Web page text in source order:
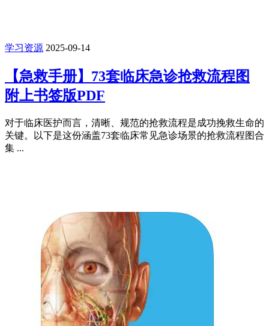
学习资源 2025-09-14
【急救手册】73套临床急诊抢救流程图
附上书签版PDF
对于临床医护而言，清晰、规范的抢救流程是成功挽救生命的
关键。以下是这份涵盖73套临床常见急诊场景的抢救流程图合
集 ...